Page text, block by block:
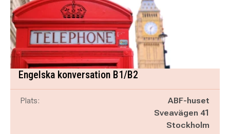
Engelska konversation B1/B2
Plats:
ABF-huset
Sveavägen 41
Stockholm